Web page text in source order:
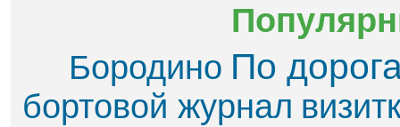
Бородино По
бортовой журнал